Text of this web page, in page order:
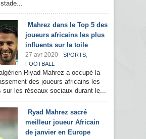
Mahrez dans le Top 5 des
joueurs africains les plus
influents sur la toile
27 avr 2020 SPORTS,
FOOTBALL
Riyad Mahrez a occupé la
des joueurs africains les
sur les réseaux sociaux durant le...
Ryad Mahrez sacré
meilleur joueur Africain
de janvier en Europe